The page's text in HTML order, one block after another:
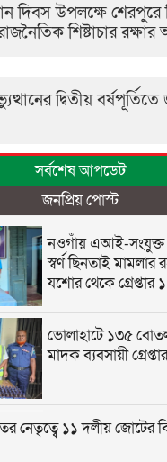
দিবস উপলক্ষে শেরপুরে
শিষ্টাচার রক্ষার
দ্বিতীয় বর্ষপূর্তিতে
সর্বশেষ আপডেট
জনপ্রিয় পোস্ট
নওগাঁয় এআই-সংযুক্ত
স্বর্ণ ছিনতাই
যশোর থেকে গ্রেপ্তার ১
ভোলাহাটে ১৩৫
মাদক ব্যবসায়ী
নেতৃত্বে ১১ দলীয় জোটের